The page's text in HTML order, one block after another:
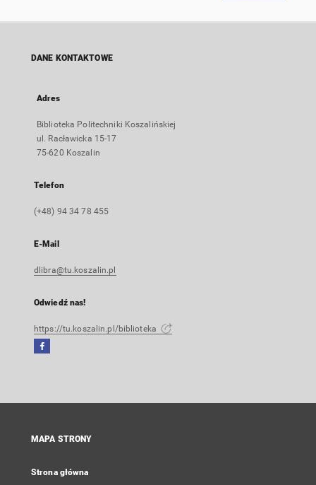
DANE KONTAKTOWE
Adres
Biblioteka Politechniki Koszalińskiej
ul. Racławicka 15-17
75-620 Koszalin
Telefon
(+48) 94 34 78 455
E-Mail
dlibra@tu.koszalin.pl
Odwiedź nas!
https://tu.koszalin.pl/biblioteka
Facebook
się
karcie
MAPA STRONY
Strona główna